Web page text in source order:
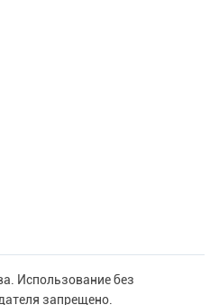
Использование без
запрещено.